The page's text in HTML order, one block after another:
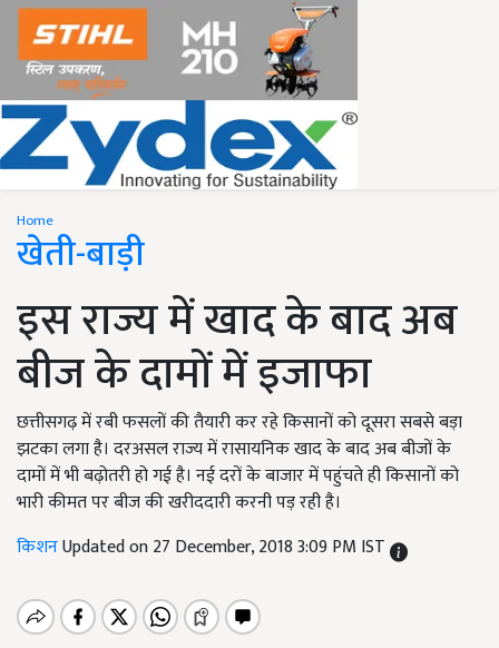
Home
खेती-बाड़ी
इस राज्य में खाद के बाद अब
बीज के दामों में इजाफा
छत्तीसगढ़ में रबी फसलों की तैयारी कर रहे किसानों को दूसरा सबसे बड़ा
झटका लगा है। दरअसल राज्य में रासायनिक खाद के बाद अब बीजों के
दामों में भी बढ़ोतरी हो गई है। नई दरों के बाजार में पहुंचते ही किसानों को
भारी कीमत पर बीज की खरीददारी करनी पड़ रही है।
किशनUpdated on 27 December, 2018 3:09 PM IST